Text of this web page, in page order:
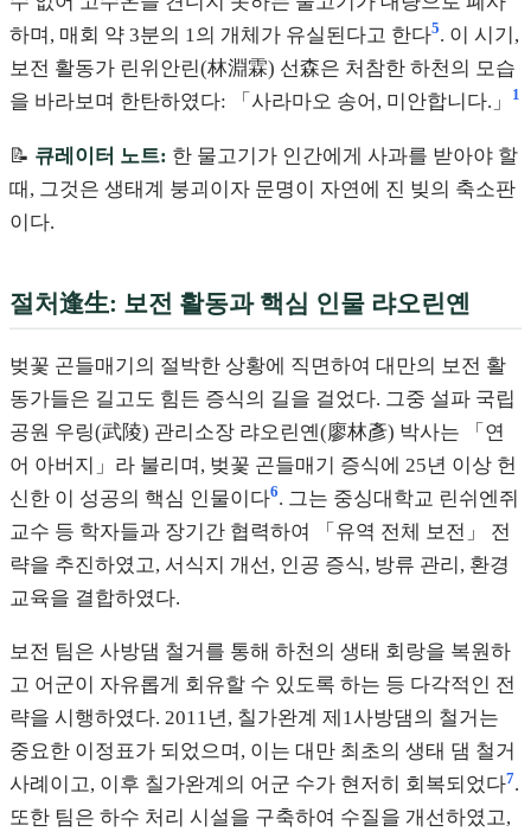
하며, 매회 약 3분의 1의 개체가 유실된다고 한다5. 이 시기,
보전 활동가 린위안린(林淵霖) 선森은 처참한 하천의 모습
을 바라보며 한탄하였다: 「사라마오 송어, 미안합니다.」
1
📝 큐레이터 노트: 한 물고기가 인간에게 사과를 받아야 할
때, 그것은 생태계 붕괴이자 문명이 자연에 진 빚의 축소판
이다.
절처逢生: 보전 활동과 핵심 인물 랴오린옌
벚꽃 곤들매기의 절박한 상황에 직면하여 대만의 보전 활
동가들은 길고도 힘든 증식의 길을 걸었다. 그중 설파 국립
공원 우링(武陵) 관리소장 랴오린옌(廖林彥) 박사는 「연
어 아버지」라 불리며, 벚꽃 곤들매기 증식에 25년 이상 헌
신한 이 성공의 핵심 인물이다6. 그는 중싱대학교 린쉬엔쥐
교수 등 학자들과 장기간 협력하여 「유역 전체 보전」 전
략을 추진하였고, 서식지 개선, 인공 증식, 방류 관리, 환경
교육을 결합하였다.
보전 팀은 사방댐 철거를 통해 하천의 생태 회랑을 복원하
고 어군이 자유롭게 회유할 수 있도록 하는 등 다각적인 전
략을 시행하였다. 2011년, 칠가완계 제1사방댐의 철거는
중요한 이정표가 되었으며, 이는 대만 최초의 생태 댐 철거
사례이고, 이후 칠가완계의 어군 수가 현저히 회복되었다7.
또한 팀은 하수 처리 시설을 구축하여 수질을 개선하였고,